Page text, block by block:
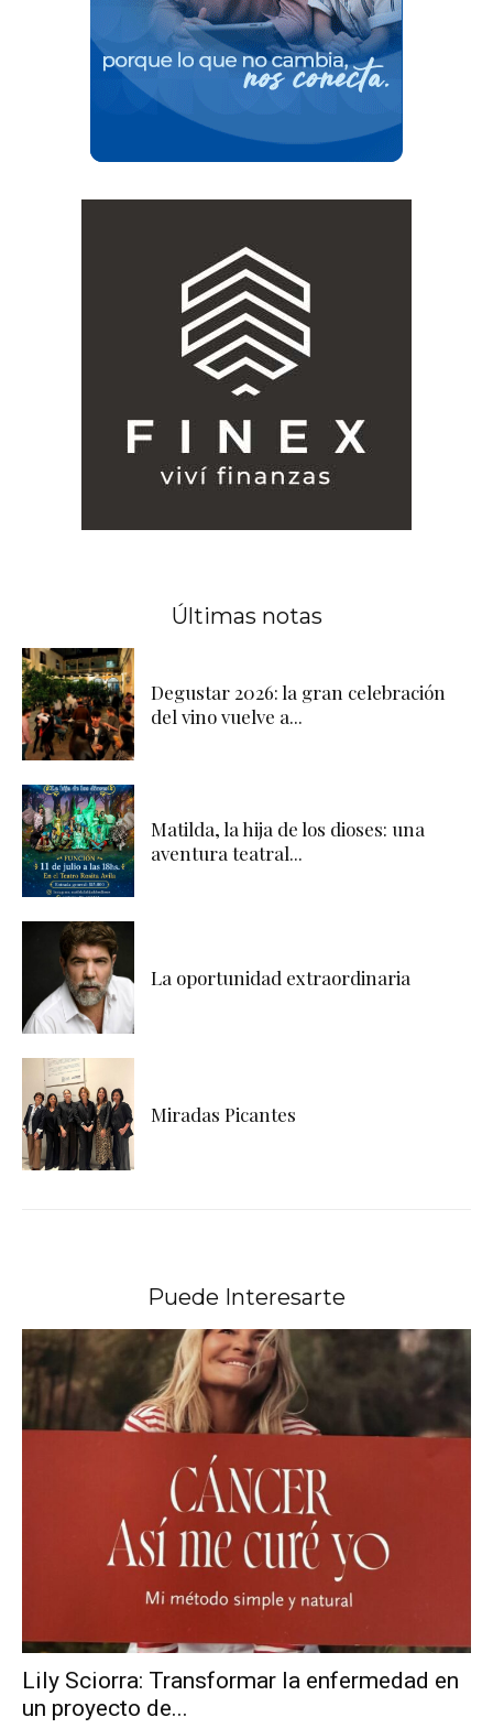
Últimas notas
Degustar 2026: la gran celebración
del vino vuelve a...
Matilda, la hija de los dioses: una
aventura teatral...
La oportunidad extraordinaria
Miradas Picantes
Puede Interesarte
Lily Sciorra: Transformar la enfermedad en
un proyecto de...